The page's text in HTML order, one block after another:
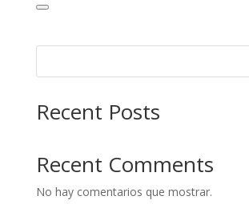
Recent Posts
Recent Comments
No hay comentarios que mostrar.